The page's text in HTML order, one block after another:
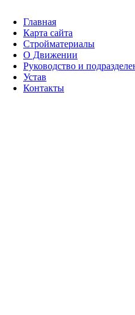
Главная
Карта сайта
Стройматериалы
О Движении
Руководство и
Устав
Контакты